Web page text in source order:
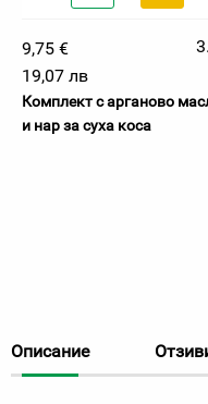
9,75 €
19,07 лв
Комплект с арганово
и нар за суха коса
Описание